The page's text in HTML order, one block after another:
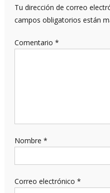
Tu dirección de correo
campos obligatorios están
Comentario *
Nombre *
Correo electrónico *